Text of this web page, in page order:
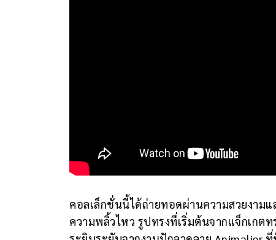
คอลเล็กชั่นนี้ได้ถ่ายทอดผ่านความสวยงาม
ความพลิ้วไหว รูปทรงที่เริ่มต้นจากแจ็กเกต